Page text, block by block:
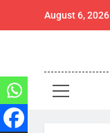
August 6, 2026